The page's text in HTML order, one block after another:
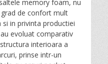
memory foam, nu
de confort mult
si in privinta productiei
evoluat comparativ
interioara a
prinse intr-un